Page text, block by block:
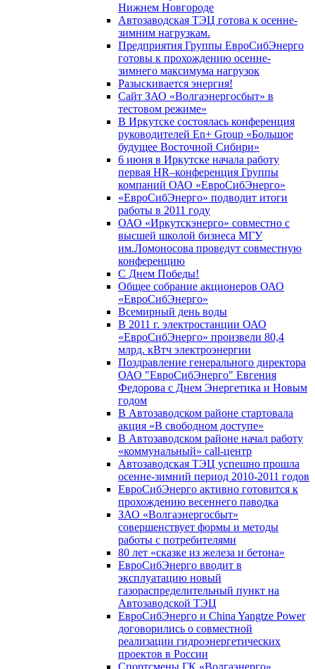
Нижнем Новгороде
Автозаводская ТЭЦ готова к осенне-
зимним нагрузкам.
Предприятия Группы ЕвроСибЭнерго
готовы к прохождению осенне-
зимнего максимума нагрузок
Разыскивается энергия!
Сайт ЗАО «Волгаэнергосбыт» в
тестовом режиме»
В Иркутске состоялась конференция
руководителей En+ Group «Большое
будущее Восточной Сибири»
6 июня в Иркутске начала работу
первая HR–конференция Группы
компаний ОАО «ЕвроСибЭнерго»
«ЕвроСибЭнерго» подводит итоги
работы в 2011 году
ОАО «Иркутскэнерго» совместно с
высшей школой бизнеса МГУ
им.Ломоносова проведут совместную
конференцию
С Днем Победы!
Общее собрание акционеров ОАО
«ЕвроСибЭнерго»
Всемирный день воды
В 2011 г. электростанции ОАО
«ЕвроСибЭнерго» произвели 80,4
млрд. кВтч электроэнергии
Поздравление генерального директора
ОАО "ЕвроСибЭнерго" Евгения
Федорова с Днем Энергетика и Новым
годом
В Автозаводском районе стартовала
акция «В свободном доступе»
В Автозаводском районе начал работу
«коммунальный» call-центр
Автозаводская ТЭЦ успешно прошла
осенне-зимний период 2010-2011 годов
ЕвроСибЭнерго активно готовится к
прохождению весеннего паводка
ЗАО «Волгаэнергосбыт»
совершенствует формы и методы
работы с потребителями
80 лет «сказке из железа и бетона»
ЕвроСибЭнерго вводит в
эксплуатацию новый
газораспределительный пункт на
Автозаводской ТЭЦ
ЕвроСибЭнерго и China Yangtze Power
договорились о совместной
реализации гидроэнергетических
проектов в России